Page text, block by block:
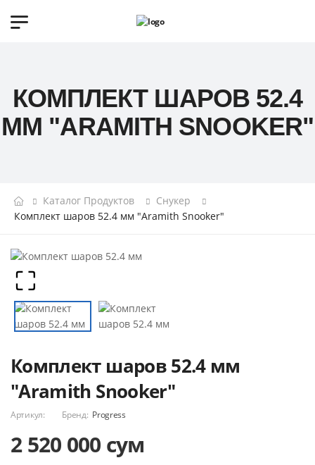
КОМПЛЕКТ ШАРОВ 52.4
ММ "ARAMITH SNOOKER"
Каталог Продуктов
Снукер
Комплект шаров 52.4 мм "Aramith Snooker"
⛶
Комплект шаров 52.4 мм
"Aramith Snooker"
Артикул: Бренд: Progress
2 520 000 сум